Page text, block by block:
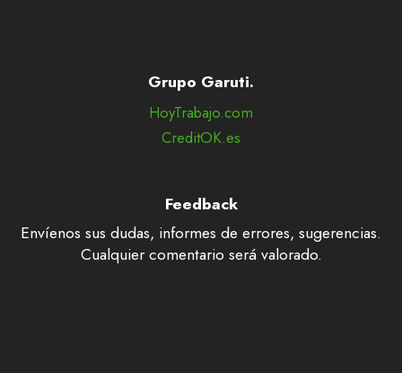
Grupo Garuti.
HoyTrabajo.com
CreditOK.es
Feedback
Envíenos sus dudas, informes de errores, sugerencias.
Cualquier comentario será valorado.